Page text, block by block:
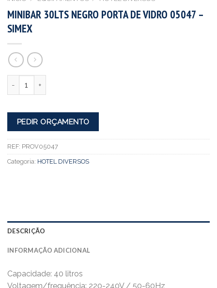
MINIBAR 30LTS NEGRO PORTA DE VIDRO 05047 –
SIMEX
PEDIR ORÇAMENTO
REF: PROV05047
Categoria: HOTEL DIVERSOS
DESCRIÇÃO
INFORMAÇÃO ADICIONAL
Capacidade: 40 litros
Voltagem/frequência: 220-240V / 50-60Hz